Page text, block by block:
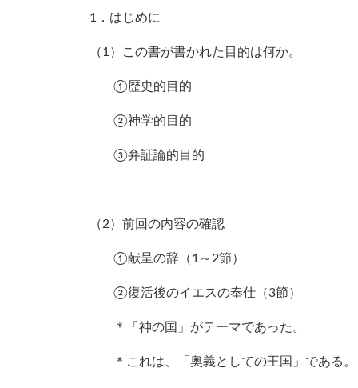
1．はじめに
（1）この書が書かれた目的は何か。
①歴史的目的
②神学的目的
③弁証論的目的
（2）前回の内容の確認
①献呈の辞（1～2節）
②復活後のイエスの奉仕（3節）
＊「神の国」がテーマであった。
＊これは、「奥義としての王国」である。